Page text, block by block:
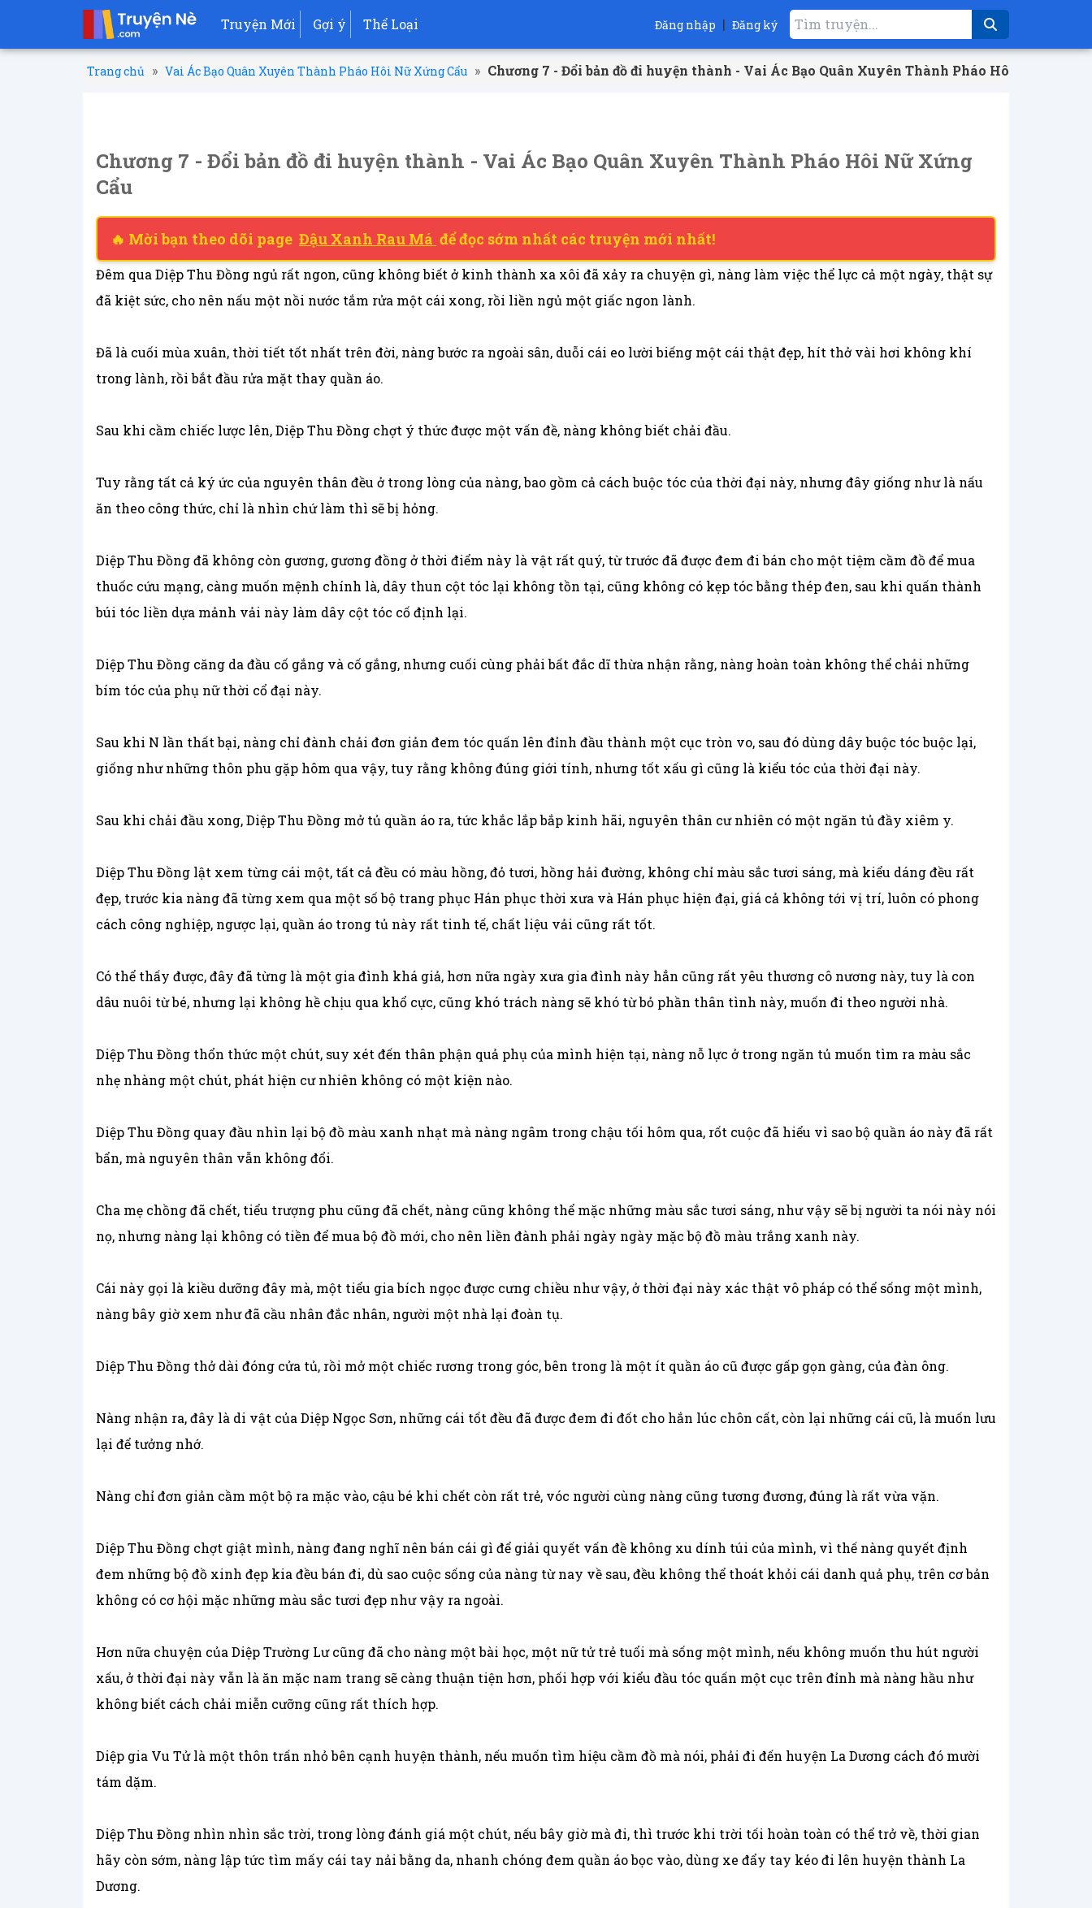
Truyện Mới Gợi ý Thể Loại Đăng nhập | Đăng ký
Trang chủ » Vai Ác Bạo Quân Xuyên Thành Pháo Hôi Nữ Xứng Cẩu » Chương 7 - Đổi bản đồ đi huyện thành - Vai Ác Bạo Quân Xuyên Thành Pháo Hôi Nữ Xứng
Chương 7 - Đổi bản đồ đi huyện thành - Vai Ác Bạo Quân Xuyên Thành Pháo Hôi Nữ Xứng
Cẩu
🔥 Mời bạn theo dõi page Đậu Xanh Rau Má để đọc sớm nhất các truyện mới nhất!
Đêm qua Diệp Thu Đồng ngủ rất ngon, cũng không biết ở kinh thành xa xôi đã xảy ra chuyện gì, nàng làm việc thể lực cả một ngày, thật sự
đã kiệt sức, cho nên nấu một nồi nước tắm rửa một cái xong, rồi liền ngủ một giấc ngon lành.
Đã là cuối mùa xuân, thời tiết tốt nhất trên đời, nàng bước ra ngoài sân, duỗi cái eo lười biếng một cái thật đẹp, hít thở vài hơi không khí
trong lành, rồi bắt đầu rửa mặt thay quần áo.
Sau khi cầm chiếc lược lên, Diệp Thu Đồng chợt ý thức được một vấn đề, nàng không biết chải đầu.
Tuy rằng tất cả ký ức của nguyên thân đều ở trong lòng của nàng, bao gồm cả cách buộc tóc của thời đại này, nhưng đây giống như là nấu
ăn theo công thức, chỉ là nhìn chứ làm thì sẽ bị hỏng.
Diệp Thu Đồng đã không còn gương, gương đồng ở thời điểm này là vật rất quý, từ trước đã được đem đi bán cho một tiệm cầm đồ để mua
thuốc cứu mạng, càng muốn mệnh chính là, dây thun cột tóc lại không tồn tại, cũng không có kẹp tóc bằng thép đen, sau khi quấn thành
búi tóc liền dựa mảnh vải này làm dây cột tóc cố định lại.
Diệp Thu Đồng căng da đầu cố gắng và cố gắng, nhưng cuối cùng phải bất đắc dĩ thừa nhận rằng, nàng hoàn toàn không thể chải những
bím tóc của phụ nữ thời cổ đại này.
Sau khi N lần thất bại, nàng chỉ đành chải đơn giản đem tóc quấn lên đỉnh đầu thành một cục tròn vo, sau đó dùng dây buộc tóc buộc lại,
giống như những thôn phu gặp hôm qua vậy, tuy rằng không đúng giới tính, nhưng tốt xấu gì cũng là kiểu tóc của thời đại này.
Sau khi chải đầu xong, Diệp Thu Đồng mở tủ quần áo ra, tức khắc lắp bắp kinh hãi, nguyên thân cư nhiên có một ngăn tủ đầy xiêm y.
Diệp Thu Đồng lật xem từng cái một, tất cả đều có màu hồng, đỏ tươi, hồng hải đường, không chỉ màu sắc tươi sáng, mà kiểu dáng đều rất
đẹp, trước kia nàng đã từng xem qua một số bộ trang phục Hán phục thời xưa và Hán phục hiện đại, giá cả không tới vị trí, luôn có phong
cách công nghiệp, ngược lại, quần áo trong tủ này rất tinh tế, chất liệu vải cũng rất tốt.
Có thể thấy được, đây đã từng là một gia đình khá giả, hơn nữa ngày xưa gia đình này hẳn cũng rất yêu thương cô nương này, tuy là con
dâu nuôi từ bé, nhưng lại không hề chịu qua khổ cực, cũng khó trách nàng sẽ khó từ bỏ phần thân tình này, muốn đi theo người nhà.
Diệp Thu Đồng thổn thức một chút, suy xét đến thân phận quả phụ của mình hiện tại, nàng nỗ lực ở trong ngăn tủ muốn tìm ra màu sắc
nhẹ nhàng một chút, phát hiện cư nhiên không có một kiện nào.
Diệp Thu Đồng quay đầu nhìn lại bộ đồ màu xanh nhạt mà nàng ngâm trong chậu tối hôm qua, rốt cuộc đã hiểu vì sao bộ quần áo này đã rất
bẩn, mà nguyên thân vẫn không đổi.
Cha mẹ chồng đã chết, tiểu trượng phu cũng đã chết, nàng cũng không thể mặc những màu sắc tươi sáng, như vậy sẽ bị người ta nói này nói
nọ, nhưng nàng lại không có tiền để mua bộ đồ mới, cho nên liền đành phải ngày ngày mặc bộ đồ màu trắng xanh này.
Cái này gọi là kiều dưỡng đây mà, một tiểu gia bích ngọc được cưng chiều như vậy, ở thời đại này xác thật vô pháp có thể sống một mình,
nàng bây giờ xem như đã cầu nhân đắc nhân, người một nhà lại đoàn tụ.
Diệp Thu Đồng thở dài đóng cửa tủ, rồi mở một chiếc rương trong góc, bên trong là một ít quần áo cũ được gấp gọn gàng, của đàn ông.
Nàng nhận ra, đây là di vật của Diệp Ngọc Sơn, những cái tốt đều đã được đem đi đốt cho hắn lúc chôn cất, còn lại những cái cũ, là muốn lưu
lại để tưởng nhớ.
Nàng chỉ đơn giản cầm một bộ ra mặc vào, cậu bé khi chết còn rất trẻ, vóc người cùng nàng cũng tương đương, đúng là rất vừa vặn.
Diệp Thu Đồng chợt giật mình, nàng đang nghĩ nên bán cái gì để giải quyết vấn đề không xu dính túi của mình, vì thế nàng quyết định
đem những bộ đồ xinh đẹp kia đều bán đi, dù sao cuộc sống của nàng từ nay về sau, đều không thể thoát khỏi cái danh quả phụ, trên cơ bản
không có cơ hội mặc những màu sắc tươi đẹp như vậy ra ngoài.
Hơn nữa chuyện của Diệp Trường Lư cũng đã cho nàng một bài học, một nữ tử trẻ tuổi mà sống một mình, nếu không muốn thu hút người
xấu, ở thời đại này vẫn là ăn mặc nam trang sẽ càng thuận tiện hơn, phối hợp với kiểu đầu tóc quấn một cục trên đỉnh mà nàng hầu như
không biết cách chải miễn cưỡng cũng rất thích hợp.
Diệp gia Vu Tử là một thôn trấn nhỏ bên cạnh huyện thành, nếu muốn tìm hiệu cầm đồ mà nói, phải đi đến huyện La Dương cách đó mười
tám dặm.
Diệp Thu Đồng nhìn nhìn sắc trời, trong lòng đánh giá một chút, nếu bây giờ mà đi, thì trước khi trời tối hoàn toàn có thể trở về, thời gian
hãy còn sớm, nàng lập tức tìm mấy cái tay nải bằng da, nhanh chóng đem quần áo bọc vào, dùng xe đẩy tay kéo đi lên huyện thành La
Dương.